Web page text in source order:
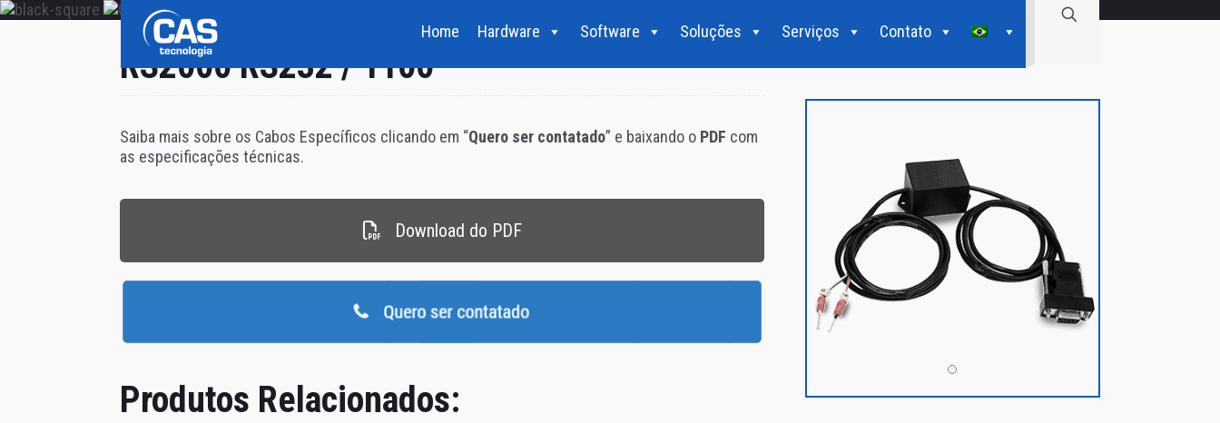
Home Hardware Software Soluções Serviços Contato
RS2000 RS232 / 1100
Saiba mais sobre os Cabos Específicos clicando em “Quero ser contatado” e baixando o PDF com
as especificações técnicas.
Download do PDF
Produtos Relacionados: